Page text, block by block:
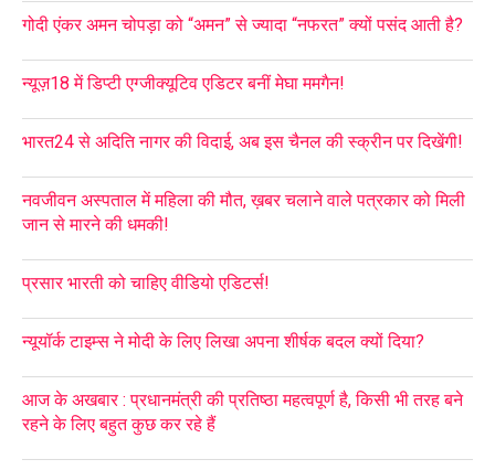
गोदी एंकर अमन चोपड़ा को “अमन” से ज्यादा “नफरत” क्यों पसंद आती है?
न्यूज़18 में डिप्टी एग्जीक्यूटिव एडिटर बनीं मेघा ममगैन!
भारत24 से अदिति नागर की विदाई, अब इस चैनल की स्क्रीन पर दिखेंगी!
नवजीवन अस्पताल में महिला की मौत, ख़बर चलाने वाले पत्रकार को मिली
जान से मारने की धमकी!
प्रसार भारती को चाहिए वीडियो एडिटर्स!
न्यूयॉर्क टाइम्स ने मोदी के लिए लिखा अपना शीर्षक बदल क्यों दिया?
आज के अखबार : प्रधानमंत्री की प्रतिष्ठा महत्वपूर्ण है, किसी भी तरह बने
रहने के लिए बहुत कुछ कर रहे हैं